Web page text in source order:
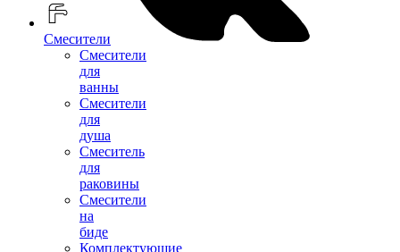
Смесители
Смесители
для
ванны
Смесители
для
душа
Смеситель
для
раковины
Смесители
на
биде
Комплектующие